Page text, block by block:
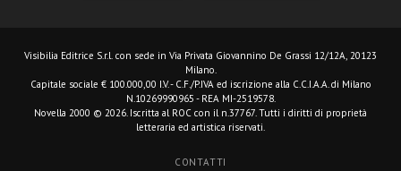
Visibilia Editrice S.r.l. con sede in Via Privata Giovannino De Grassi 12/12A, 20123
Milano.
Capitale sociale € 100.000,00 I.V. - C.F./P.IVA ed iscrizione alla C.C.I.A.A. di Milano
N.10269990965 - REA MI-2519578.
Novella 2000 © 2026. Iscritta al ROC con il n.37767. Tutti i diritti di proprietà
letteraria ed artistica riservati.
CONTATTI